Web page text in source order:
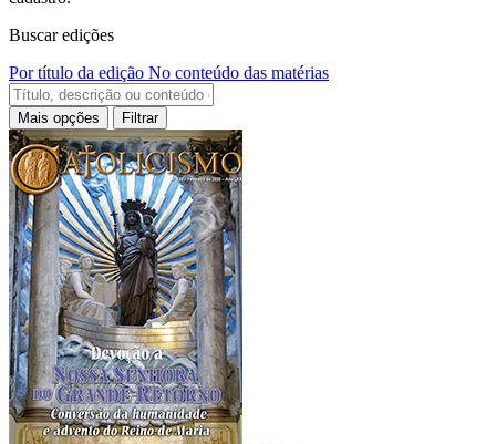
Buscar edições
Por título da edição No conteúdo das matérias
Mais opções Filtrar